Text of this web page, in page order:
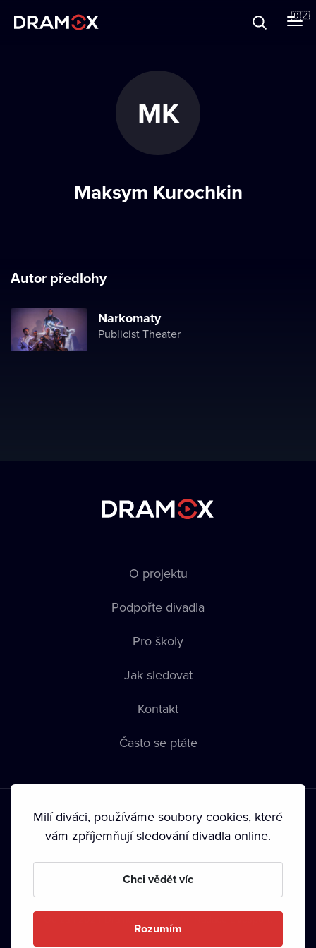
🇨🇿
MK
Maksym Kurochkin
Autor předlohy
Narkomaty
Publicist Theater
O projektu
Podpořte divadla
Pro školy
Jak sledovat
Kontakt
Často se ptáte
Podmínky používání • Ochrana soukromí • Zásady používání
• Autorská práva•
Milí diváci, používáme soubory cookies, které
vám zpříjemňují sledování divadla online.
Chci vědět víc
Rozumím